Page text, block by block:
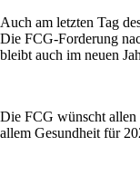
Auch am letzten Tag
Die FCG-Forderung
bleibt auch im neuen
Die FCG wünscht
allem Gesundheit für